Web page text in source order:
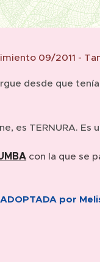
09/2011 -
desde que
es TERNURA. Es
con la que se
por